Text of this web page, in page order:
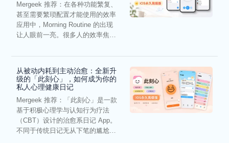
Mergeek 推荐：在各种功能繁复、
甚至需要繁琐配置才能使用的效率
应用中，Morning Routine 的出现
让人眼前一亮。很多人的效率焦
从被动内耗到主动治愈：全新升
级的「此刻心」，如何成为你的
私人心理健康日记
Mergeek 推荐：「此刻心」是一款
基于积极心理学与认知行为疗法
（CBT）设计的治愈系日记 App。
不同于传统日记无从下笔的尴尬，